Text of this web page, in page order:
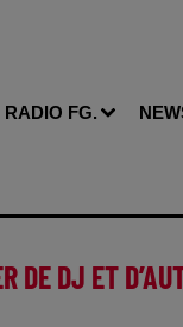
RADIO FG.
DE DJ ET